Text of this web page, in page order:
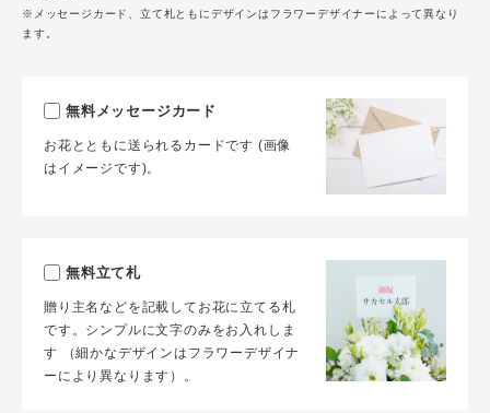
※メッセージカード、立て札ともにデザインはフラワーデザイナーによって異なり
ます。
無料メッセージカード
お花とともに送られるカードです (画像
はイメージです)。
無料立て札
贈り主名などを記載してお花に立てる札
です。シンプルに文字のみをお入れしま
す （細かなデザインはフラワーデザイナ
ーにより異なります）。